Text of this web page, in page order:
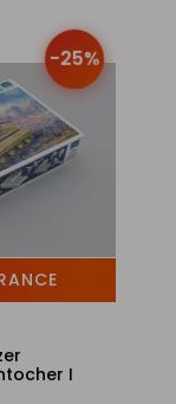
-25%
I